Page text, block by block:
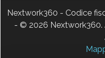
Nextwork360 - Codice
- © 2026 Nextwork360.